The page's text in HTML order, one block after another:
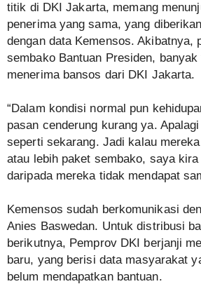
titik di DKI Jakarta, memang
penerima yang sama, yang
dengan data Kemensos. Akibatnya,
sembako Bantuan Presiden, banyak
menerima bansos dari DKI Jakarta.
“Dalam kondisi normal pun
pasan cenderung kurang ya.
seperti sekarang. Jadi kalau
atau lebih paket sembako, saya
daripada mereka tidak mendapat
Kemensos sudah berkomunikasi
Anies Baswedan. Untuk distribusi
berikutnya, Pemprov DKI berjanji
baru, yang berisi data masyarakat
belum mendapatkan bantuan.